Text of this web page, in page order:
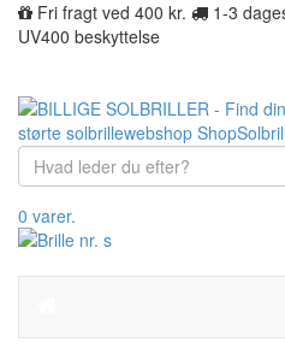
Fri fragt ved 400 kr. 1-3
UV400 beskyttelse
0 varer.